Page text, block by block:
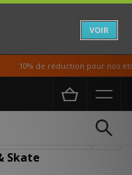
VOIR
10% de réduction pour nos
Skate